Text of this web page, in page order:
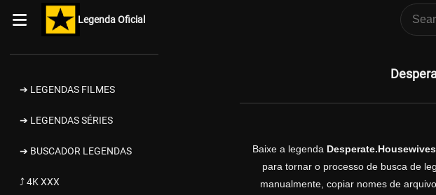
Legenda Oficial
➔ LEGENDAS FILMES
➔ LEGENDAS SÉRIES
➔ BUSCADOR LEGENDAS
⤴ 4K XXX
Baixe a legenda
para tornar o processo de busca de
manualmente, copiar nomes de